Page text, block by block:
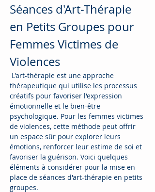
Séances d'Art-Thérapie
en Petits Groupes pour
Femmes Victimes de
Violences
L'art-thérapie est une approche
thérapeutique qui utilise les processus
créatifs pour favoriser l'expression
émotionnelle et le bien-être
psychologique. Pour les femmes victimes
de violences, cette méthode peut offrir
un espace sûr pour explorer leurs
émotions, renforcer leur estime de soi et
favoriser la guérison. Voici quelques
éléments à considérer pour la mise en
place de séances d'art-thérapie en petits
groupes.